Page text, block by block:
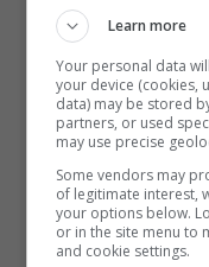
dovrete essere
Metro: St
Park
Orari: 9.30-
settembre
Biglietti: da
BRITISH
Learn more
Your personal data
your device (cookies,
data) may be stored
partners, or used
may use precise
Some vendors may
of legitimate interest,
your options below.
or in the site menu to
and cookie settings.